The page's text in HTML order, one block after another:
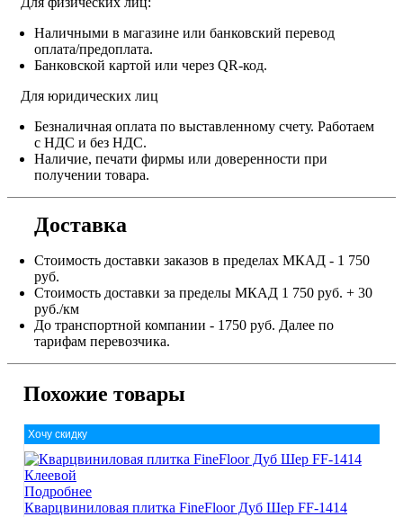
Наличными в магазине или банковский перевод
оплата/предоплата.
Банковской картой или через QR-код.
Для юридических лиц
Безналичная оплата по выставленному счету. Работаем
с НДС и без НДС.
Наличие, печати фирмы или доверенности при
получении товара.
Доставка
Стоимость доставки заказов в пределах МКАД - 1 750
руб.
Стоимость доставки за пределы МКАД 1 750 руб. + 30
руб./км
До транспортной компании - 1750 руб. Далее по
тарифам перевозчика.
Похожие товары
Хочу скидку
Подробнее
Кварцвиниловая плитка FineFloor Дуб Шер FF-1414